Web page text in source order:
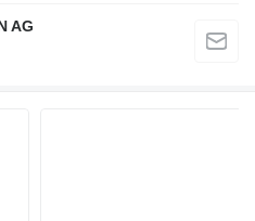
AG